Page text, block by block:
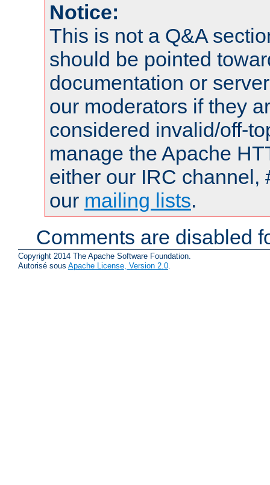
Notice:
This is not a Q&A
should be pointed
documentation or
our moderators if they
considered invalid/off-
manage the Apache
either our IRC channel,
our mailing lists.
Comments are disabled
Copyright 2014 The Apache Software Foundation.
Autorisé sous Apache License, Version 2.0